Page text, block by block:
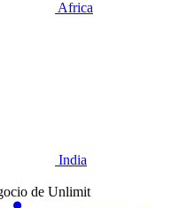
Africa
India
de Unlimit